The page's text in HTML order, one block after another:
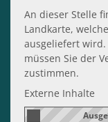
An dieser Stelle
Landkarte,
ausgeliefert wird.
müssen Sie der
zustimmen.
Externe Inhalte